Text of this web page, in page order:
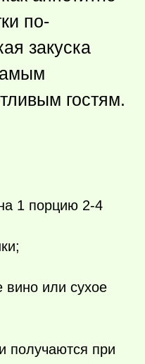
по-
закуска
гостям.
1 порцию 2-4
вино или сухое
получаются при